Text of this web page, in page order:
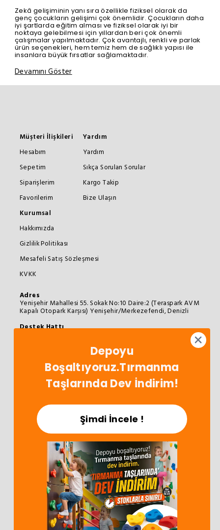
Zekâ gelişiminin yanı sıra özellikle fiziksel olarak da
genç çocukların gelişimi çok önemlidir. Çocukların daha
iyi şartlarda eğitim alması ve fiziksel olarak iyi bir
noktaya gelebilmesi için yıllardan beri çok önemli
çalışmalar yapılmaktadır. Çok avantajlı, renkli ve parlak
ürün seçenekleri, hem temiz hem de sağlıklı yapısı ile
insanlara büyük fırsatlar sağlamaktadır.
Devamını Göster
Müşteri İlişkileri
Hesabım
Sepetim
Siparişlerim
Favorilerim
Yardım
Yardım
Sıkça Sorulan Sorular
Kargo Takip
Bize Ulaşın
Kurumsal
Hakkımızda
Gizlilik Politikası
Mesafeli Satış Sözleşmesi
KVKK
Adres
Yenişehir Mahallesi 55. Sokak No:10 Daire:2 (Teraspark AVM
Kapalı Otopark Karşısı) Yenişehir/Merkezefendi, Denizli
Destek Hattı
App'i İndir!
İndirimleri Kaçırma!
© 2024 Oyunterapimarket.com ikas E-Ticaret Altyapısı ile Hazırlanmıştır.
Satış Sözleşmesi SSS Bize Ulaşın
Depoyu
Boşaltıyoruz.Tırmanma
Taşlarında Dev İndirim!
Şimdi İncele !